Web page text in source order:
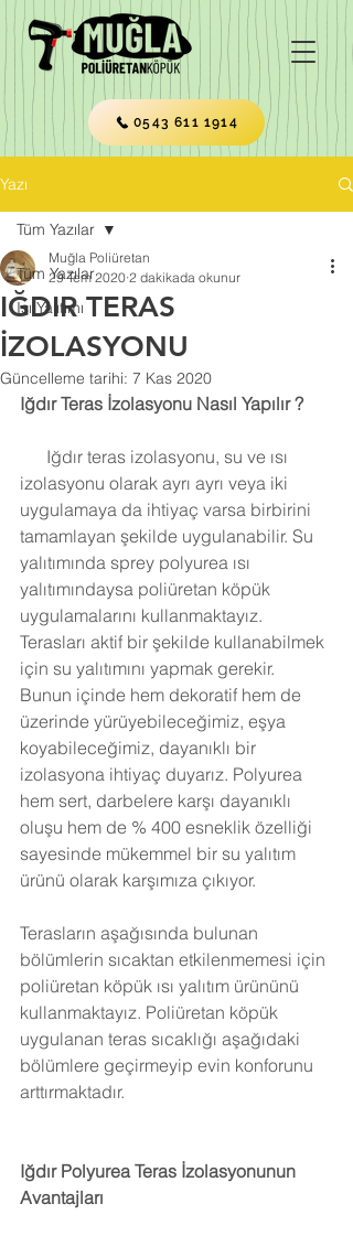
0543 611 1914
Yazı
Tüm Yazılar
Isı Yalıtımı
Tüm Yazılar
IĞDIR TERAS
İZOLASYONU
Muğla Poliüretan
29 Tem 2020 2 dakikada okunur
Güncelleme tarihi: 7 Kas 2020
Iğdır Teras İzolasyonu Nasıl Yapılır ?
izolasyonu olarak ayrı ayrı veya iki
uygulamaya da ihtiyaç varsa birbirini
tamamlayan şekilde uygulanabilir. Su
yalıtımında sprey polyurea ısı
yalıtımındaysa poliüretan köpük
uygulamalarını kullanmaktayız.
Terasları aktif bir şekilde kullanabilmek
için su yalıtımını yapmak gerekir.
Bunun içinde hem dekoratif hem de
üzerinde yürüyebileceğimiz, eşya
koyabileceğimiz, dayanıklı bir
izolasyona ihtiyaç duyarız. Polyurea
hem sert, darbelere karşı dayanıklı
oluşu hem de % 400 esneklik özelliği
sayesinde mükemmel bir su yalıtım
ürünü olarak karşımıza çıkıyor.
Terasların aşağısında bulunan
bölümlerin sıcaktan etkilenmemesi için
poliüretan köpük ısı yalıtım ürününü
kullanmaktayız. Poliüretan köpük
uygulanan teras sıcaklığı aşağıdaki
bölümlere geçirmeyip evin konforunu
arttırmaktadır.
Iğdır Polyurea Teras İzolasyonunun
Avantajları